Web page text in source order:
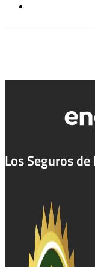
Los Seguros